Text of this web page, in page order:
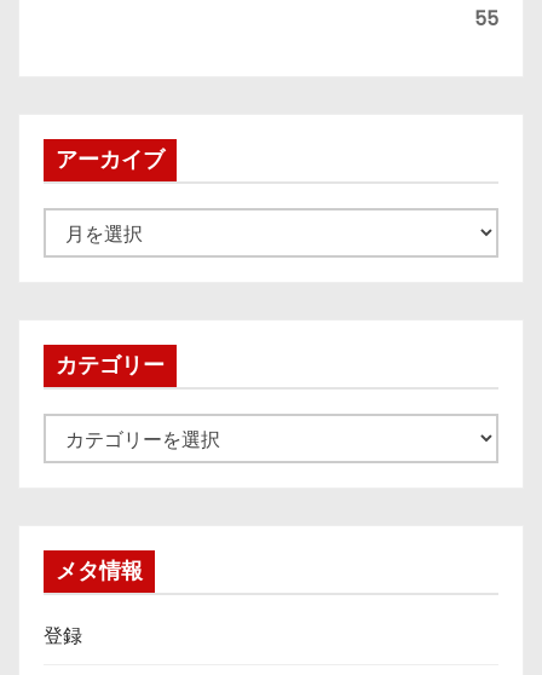
55
アーカイブ
ー
ブカテゴリー
テ
メタ情報
登録